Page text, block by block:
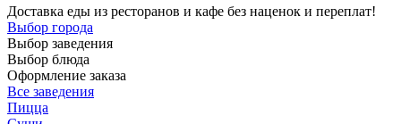
Доставка еды из ресторанов и кафе без наценок и переплат!
Выбор города
Выбор заведения
Выбор блюда
Оформление заказа
Все заведения
Пицца